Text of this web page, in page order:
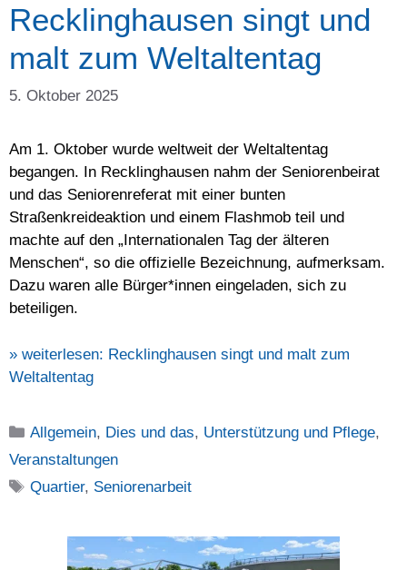
Recklinghausen singt und
malt zum Weltaltentag
5. Oktober 2025
Am 1. Oktober wurde weltweit der Weltaltentag
begangen. In Recklinghausen nahm der Seniorenbeirat
und das Seniorenreferat mit einer bunten
Straßenkreideaktion und einem Flashmob teil und
machte auf den „Internationalen Tag der älteren
Menschen“, so die offizielle Bezeichnung, aufmerksam.
Dazu waren alle Bürger*innen eingeladen, sich zu
beteiligen.
» weiterlesen: Recklinghausen singt und malt zum
Weltaltentag
Kategorien
Allgemein, Dies und das, Unterstützung und Pflege,
Veranstaltungen
Schlagwörter
Quartier, Seniorenarbeit